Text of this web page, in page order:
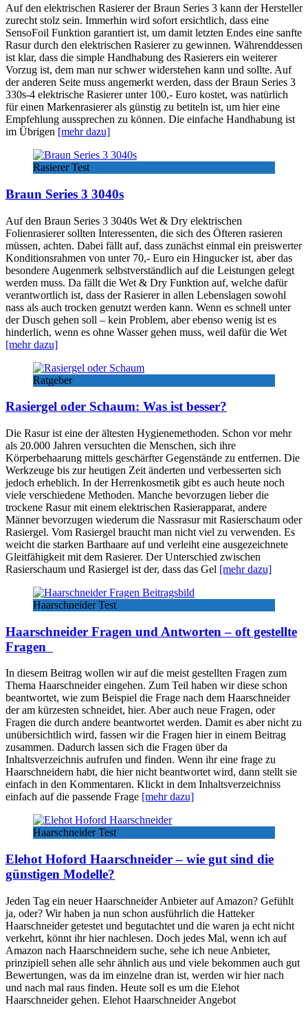
Auf den elektrischen Rasierer der Braun Series 3 kann der Hersteller
zurecht stolz sein. Immerhin wird sofort ersichtlich, dass eine
SensoFoil Funktion garantiert ist, um damit letzten Endes eine sanfte
Rasur durch den elektrischen Rasierer zu gewinnen. Währenddessen
ist klar, dass die simple Handhabung des Rasierers ein weiterer
Vorzug ist, dem man nur schwer widerstehen kann und sollte. Auf
der anderen Seite muss angemerkt werden, dass der Braun Series 3
330s-4 elektrische Rasierer unter 100,- Euro kostet, was natürlich
für einen Markenrasierer als günstig zu betiteln ist, um hier eine
Empfehlung aussprechen zu können. Die einfache Handhabung ist
im Übrigen [mehr dazu]
Rasierer Test
Braun Series 3 3040s
Auf den Braun Series 3 3040s Wet & Dry elektrischen
Folienrasierer sollten Interessenten, die sich des Öfteren rasieren
müssen, achten. Dabei fällt auf, dass zunächst einmal ein preiswerter
Konditionsrahmen von unter 70,- Euro ein Hingucker ist, aber das
besondere Augenmerk selbstverständlich auf die Leistungen gelegt
werden muss. Da fällt die Wet & Dry Funktion auf, welche dafür
verantwortlich ist, dass der Rasierer in allen Lebenslagen sowohl
nass als auch trocken genutzt werden kann. Wenn es schnell unter
der Dusch gehen soll – kein Problem, aber ebenso wenig ist es
hinderlich, wenn es ohne Wasser gehen muss, weil dafür die Wet
[mehr dazu]
Ratgeber
Rasiergel oder Schaum: Was ist besser?
Die Rasur ist eine der ältesten Hygienemethoden. Schon vor mehr
als 20.000 Jahren versuchten die Menschen, sich ihre
Körperbehaarung mittels geschärfter Gegenstände zu entfernen. Die
Werkzeuge bis zur heutigen Zeit änderten und verbesserten sich
jedoch erheblich. In der Herrenkosmetik gibt es auch heute noch
viele verschiedene Methoden. Manche bevorzugen lieber die
trockene Rasur mit einem elektrischen Rasierapparat, andere
Männer bevorzugen wiederum die Nassrasur mit Rasierschaum oder
Rasiergel. Vom Rasiergel braucht man nicht viel zu verwenden. Es
weicht die starken Barthaare auf und verleiht eine ausgezeichnete
Gleitfähigkeit mit dem Rasierer. Der Unterschied zwischen
Rasierschaum und Rasiergel ist der, dass das Gel [mehr dazu]
Haarschneider Test
Haarschneider Fragen und Antworten – oft gestellte
Fragen
In diesem Beitrag wollen wir auf die meist gestellten Fragen zum
Thema Haarschneider eingehen. Zum Teil haben wir diese schon
beantwortet, wie zum Beispiel die Frage nach dem Haarschneider
der am kürzesten schneidet, hier. Aber auch neue Fragen, oder
Fragen die durch andere beantwortet werden. Damit es aber nicht zu
unübersichtlich wird, fassen wir die Fragen hier in einem Beitrag
zusammen. Dadurch lassen sich die Fragen über da
Inhaltsverzeichnis aufrufen und finden. Wenn ihr eine frage zu
Haarschneidern habt, die hier nicht beantwortet wird, dann stellt sie
einfach in den Kommentaren. Klickt in dem Inhaltsverzeichniss
einfach auf die passende Frage [mehr dazu]
Haarschneider Test
Elehot Hoford Haarschneider – wie gut sind die
günstigen Modelle?
Jeden Tag ein neuer Haarschneider Anbieter auf Amazon? Gefühlt
ja, oder? Wir haben ja nun schon ausführlich die Hatteker
Haarschneider getestet und begutachtet und die waren ja echt nicht
verkehrt, könnt ihr hier nachlesen. Doch jedes Mal, wenn ich auf
Amazon nach Haarschneidern suche, sehe ich neue Anbieter,
prinzipiell sehen alle sehr ähnlich aus und viele bekommen auch gut
Bewertungen, was da im einzelne dran ist, werden wir hier nach
und nach mal raus finden. Heute soll es um die Elehot
Haarschneider gehen. Elehot Haarschneider Angebot